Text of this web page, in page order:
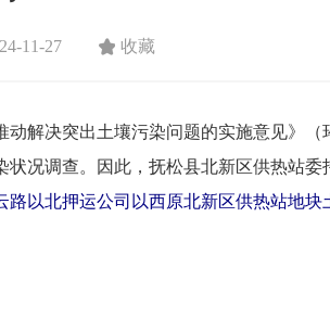
11-27 收藏
决突出土壤污染问题的实施意见》（
况调查。因此，抚松县北新区供热站
路以北押运公司以西原北新区供热站地块